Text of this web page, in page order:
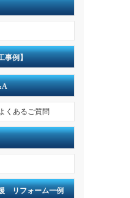
事例】
くあるご質問
リフォーム一例